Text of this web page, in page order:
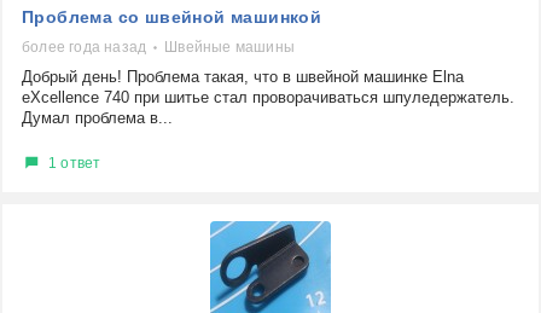
Проблема со швейной машинкой
более года назад Швейные машины
Добрый день! Проблема такая, что в швейной машинке Elna
eXcellence 740 при шитье стал проворачиваться шпуледержатель.
Думал проблема в...
1 ответ